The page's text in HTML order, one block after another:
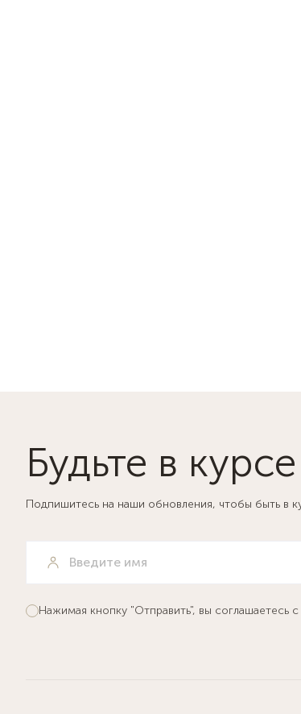
Будьте в курсе
Подпишитесь на наши обновления, чтобы быть в
Нажимая кнопку "Отправить", вы соглашаетесь с